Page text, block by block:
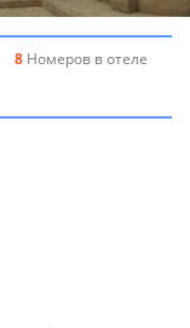
8 Номеров в отеле